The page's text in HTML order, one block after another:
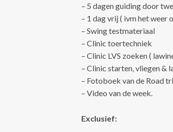
– 5 dagen guiding door
– 1 dag vrij ( ivm het weer
– Swing testmateriaal
– Clinic toertechniek
– Clinic LVS zoeken (
– Clinic starten, vliegen &
– Fotoboek van de Road
– Video van de week.
Exclusief: